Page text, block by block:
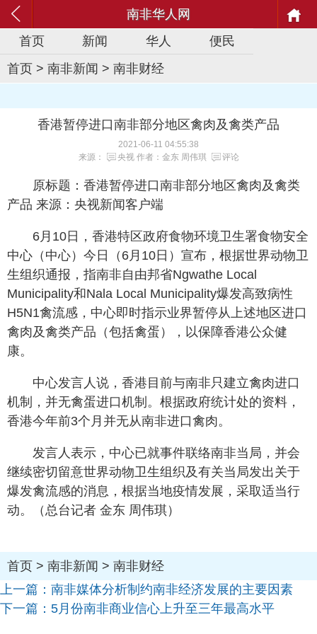
南非华人网
首页
新闻 华人
便民
首页 > 南非新闻 > 南非财经
香港暂停进口南非部分地区禽肉及禽类产品
2021-06-11 04:55:38
来源：
央视作者：金东 周伟琪 评论
原标题：香港暂停进口南非部分地区禽肉及禽类
产品 来源：央视新闻客户端
6月10日，香港特区政府食物环境卫生署食物安全
中心（中心）今日（6月10日）宣布，根据世界动物卫
生组织通报，指南非自由邦省Ngwathe Local
Municipality和Nala Local Municipality爆发高致病性
H5N1禽流感，中心即时指示业界暂停从上述地区进口
禽肉及禽类产品（包括禽蛋），以保障香港公众健
康。
中心发言人说，香港目前与南非只建立禽肉进口
机制，并无禽蛋进口机制。根据政府统计处的资料，
香港今年前3个月并无从南非进口禽肉。
发言人表示，中心已就事件联络南非当局，并会
继续密切留意世界动物卫生组织及有关当局发出关于
爆发禽流感的消息，根据当地疫情发展，采取适当行
动。（总台记者 金东 周伟琪）
首页 > 南非新闻 > 南非财经
上一篇： 南非媒体分析制约南非经济发展的主要因素
下一篇： 5月份南非商业信心上升至三年最高水平